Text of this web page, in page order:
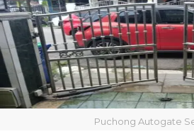
Puchong Autogate